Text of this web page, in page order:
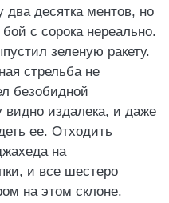
два десятка ментов, но
с сорока нереально.
зеленую ракету.
стрельба не
безобидной
видно издалека, и даже
ее. Отходить
на
и все шестеро
на этом склоне.